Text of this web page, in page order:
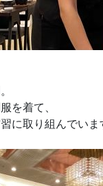
を着て、
に取り組んでいま